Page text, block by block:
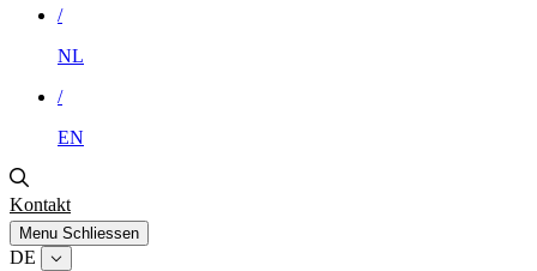
/
NL
/
EN
Kontakt
Menu Schliessen
DE